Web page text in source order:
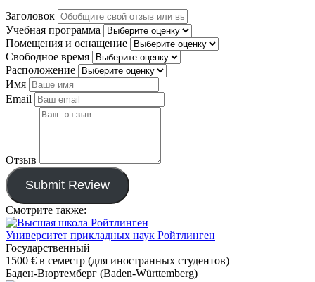
Заголовок
Учебная программа
Помещения и оснащение
Свободное время
Расположение
Имя
Email
Отзыв
Submit Review
Смотрите также:
Университет прикладных наук Ройтлинген
Государственный
1500 € в семестр (для иностранных студентов)
Баден-Вюртемберг (Baden-Württemberg)